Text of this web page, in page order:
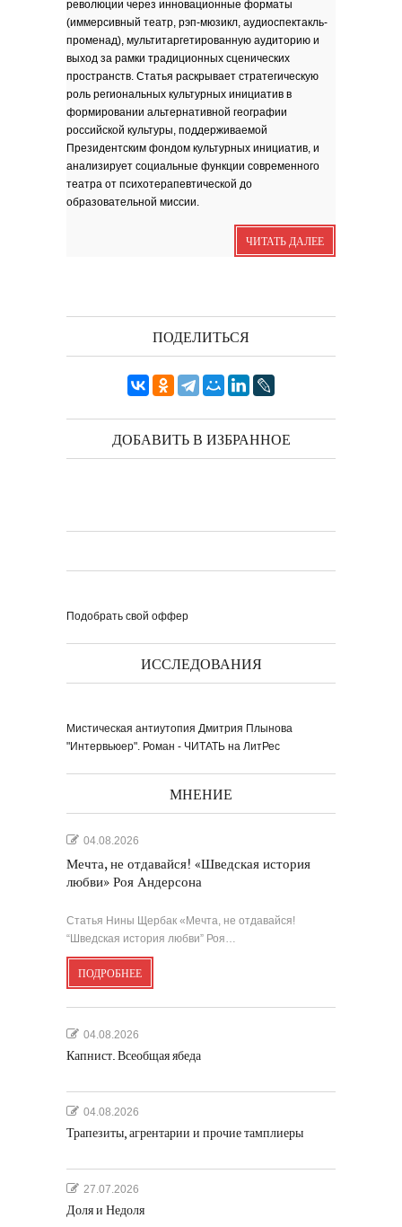
зола. Песня
Я видела бога
забившимся в угол...
Исповедь 4. ''ПАРФЮМЕР''
Исповедь 2.
Посвящение творчеству
поэта Ашота...
Дорогие друзья! В 2018 году
исполняется 95 лет...
Марина Цветаева. Лицом
повёрнутая к Богу
Выпуск № 1'17 журнала
сказок Светланы...
революции через инновационные форматы
(иммерсивный театр, рэп-мюзикл, аудиоспектакль-
променад), мультитаргетированную аудиторию и
выход за рамки традиционных сценических
пространств. Статья раскрывает стратегическую
роль региональных культурных инициатив в
формировании альтернативной географии
российской культуры, поддерживаемой
Президентским фондом культурных инициатив, и
анализирует социальные функции современного
театра от психотерапевтической до
образовательной миссии.
ЧИТАТЬ ДАЛЕЕ
ПОДЕЛИТЬСЯ
ДОБАВИТЬ В ИЗБРАННОЕ
Подобрать свой оффер
ИССЛЕДОВАНИЯ
Мистическая антиутопия Дмитрия Плынова
"Интервьюер". Роман - ЧИТАТЬ на ЛитРес
МНЕНИЕ
04.08.2026
Мечта, не отдавайся! «Шведская история
любви» Роя Андерсона
Статья Нины Щербак «Мечта, не отдавайся!
“Шведская история любви” Роя…
ПОДРОБНЕЕ
04.08.2026
Капнист. Всеобщая ябеда
04.08.2026
Трапезиты, агрентарии и прочие тамплиеры
27.07.2026
Доля и Недоля